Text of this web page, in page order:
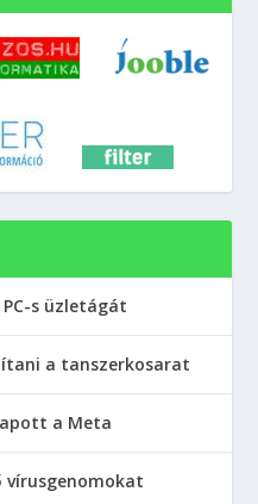
s üzletágát
a tanszerkosarat
a Meta
vírusgenomokat